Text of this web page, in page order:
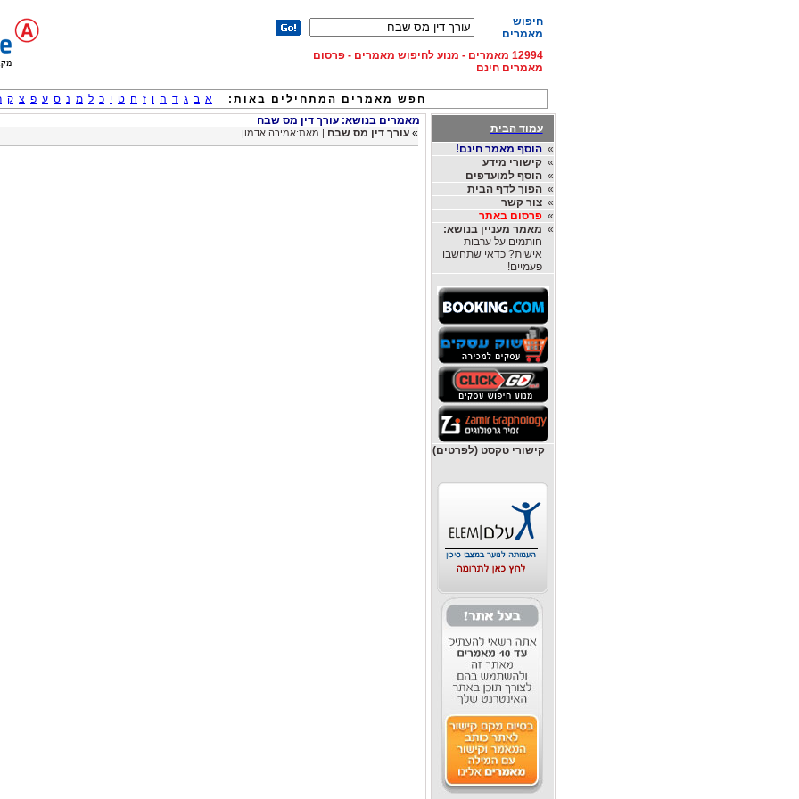
חיפוש
מאמרים
12994 מאמרים - מנוע לחיפוש מאמרים - פרסום
מאמרים חינם
חפש מאמרים המתחילים באות: א ב ג ד ה ו ז ח ט י כ ל מ נ ס ע פ צ ק
עמוד הבית
»הוסף מאמר חינם!
»קישורי מידע
»הוסף למועדפים
»הפוך לדף הבית
»צור קשר
»פרסום באתר
» מאמר מעניין בנושא:
חותמים על ערבות
אישית? כדאי שתחשבו
פעמיים!
קישורי טקסט (לפרטים)
מאמרים בנושא: עורך דין מס שבח
» עורך דין מס שבח | מאת:אמירה אדמון